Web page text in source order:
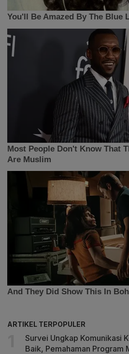
ARTIKEL TERPOPULER
Survei Ungkap Komunikasi
Baik, Pemahaman Program